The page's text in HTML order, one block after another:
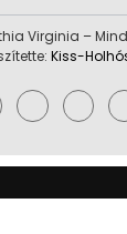
Virginia –
Kiss-